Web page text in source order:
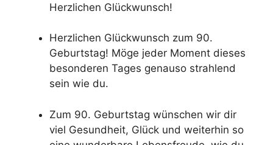
Herzlichen Glückwunsch!
Herzlichen Glückwunsch zum 90.
Geburtstag! Möge jeder Moment dieses
besonderen Tages genauso strahlend
sein wie du.
Zum 90. Geburtstag wünschen wir dir
viel Gesundheit, Glück und weiterhin so